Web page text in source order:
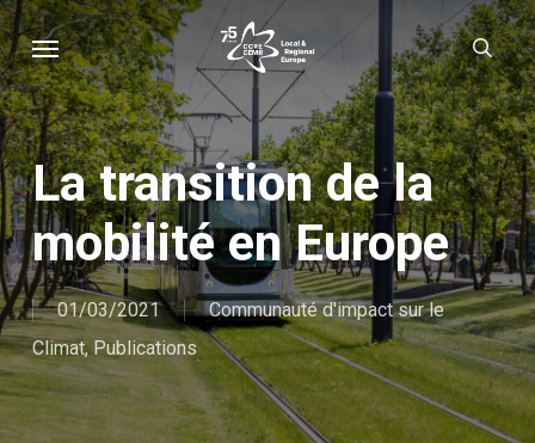
Skip
to
main
content
Menu
La transition de la
mobilité en Europe
01/03/2021
Communauté d'impact sur le
Climat,Publications